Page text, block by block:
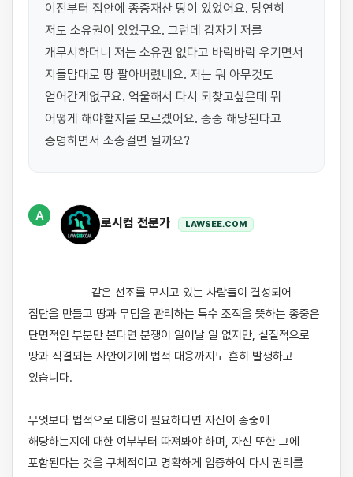
이전부터 집안에 종중재산 땅이 있었어요. 당연히
저도 소유권이 있었구요. 그런데 갑자기 저를
개무시하더니 저는 소유권 없다고 바락바락 우기면서
지들맘대로 땅 팔아버렸네요. 저는 뭐 아무것도
얻어간게없구요. 억울해서 다시 되찾고싶은데 뭐
어떻게 해야할지를 모르곘어요. 종중 해당된다고
증명하면서 소송걸면 될까요?
A
로시컴 전문가 LAWSEE.COM
집단을 만들고 땅과 무덤을 관리하는 특수 조직을 뜻하는 종중은
단면적인 부분만 본다면 분쟁이 일어날 일 없지만, 실질적으로
땅과 직결되는 사안이기에 법적 대응까지도 흔히 발생하고
있습니다.
무엇보다 법적으로 대응이 필요하다면 자신이 종중에
해당하는지에 대한 여부부터 따져봐야 하며, 자신 또한 그에
포함된다는 것을 구체적이고 명확하게 입증하여 다시 권리를